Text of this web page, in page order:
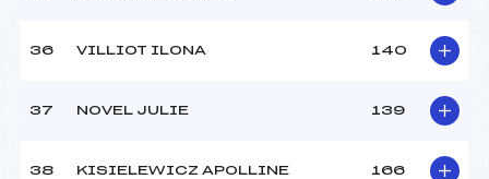
36 VILLIOT ILONA 140
37 NOVEL JULIE 139
38 KISIELEWICZ APOLLINE 166